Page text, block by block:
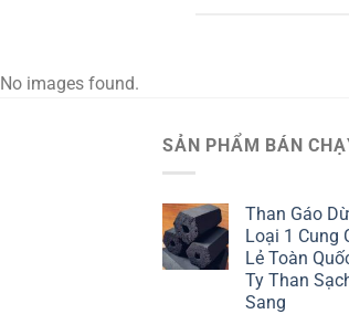
No images found.
SẢN PHẨM BÁN
Than Gáo
Loại 1 Cung
Lẻ Toàn
Ty Than
Sang